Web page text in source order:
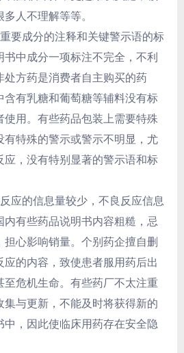
人不理解等等。
要成分的注释和关键警示语的标
中成分一项标注不完全，不利
方药是消费者自主购买的药
有乳糖和葡萄糖等辅料没有标
用。有些药品包装上需要特殊
有特殊的警示或警示不明显，尤
，没有特别显著的警示语和标
应的信息量较少，不良反应信息
有些药品说明书内容粗糙，忌
心影响销量。个别药企擅自删
的内容，致使患者服用药后出
危机生命。有些药厂不太注重
与更新，不能及时将获得新的
，因此使临床用药存在安全隐